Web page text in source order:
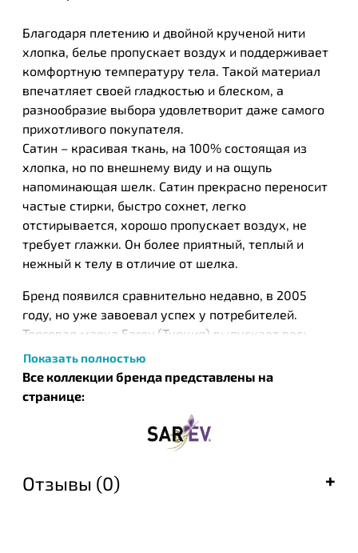
Благодаря плетению и двойной крученой нити
хлопка, белье пропускает воздух и поддерживает
комфортную температуру тела. Такой материал
впечатляет своей гладкостью и блеском, а
разнообразие выбора удовлетворит даже самого
прихотливого покупателя.
Сатин – красивая ткань, на 100% состоящая из
хлопка, но по внешнему виду и на ощупь
напоминающая шелк. Сатин прекрасно переносит
частые стирки, быстро сохнет, легко
отстирывается, хорошо пропускает воздух, не
требует глажки. Он более приятный, теплый и
нежный к телу в отличие от шелка.
Бренд появился сравнительно недавно, в 2005
году, но уже завоевал успех у потребителей.
Торговая марка Sarev (Турция) выпускает весь
спектр товаров домашнего текстиля. Для
изготовления ткани используется хлопок
при помощи серебра, что повышает гигиенические
свойства ткани. Завершающим этапом является
удается добиться одинаковой толщины волокон, в
Показать полностью
Все коллекции бренда представлены на
странице:
Отзывы (0)